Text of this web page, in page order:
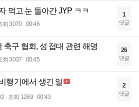
먹고 눈 돌아간 JYP ㅋㅋ
회 3070 00:46
1
댓글
축구 협회, 성 접대 관련 해명
회 3037 00:45
26
댓글
행기에서 생긴 일
조회 1269 00:43
2
댓글